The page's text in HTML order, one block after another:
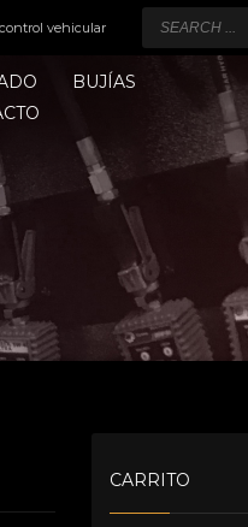
vehicular
BUJÍAS
CARRITO